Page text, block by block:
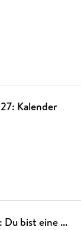
Kalender
bist eine ...